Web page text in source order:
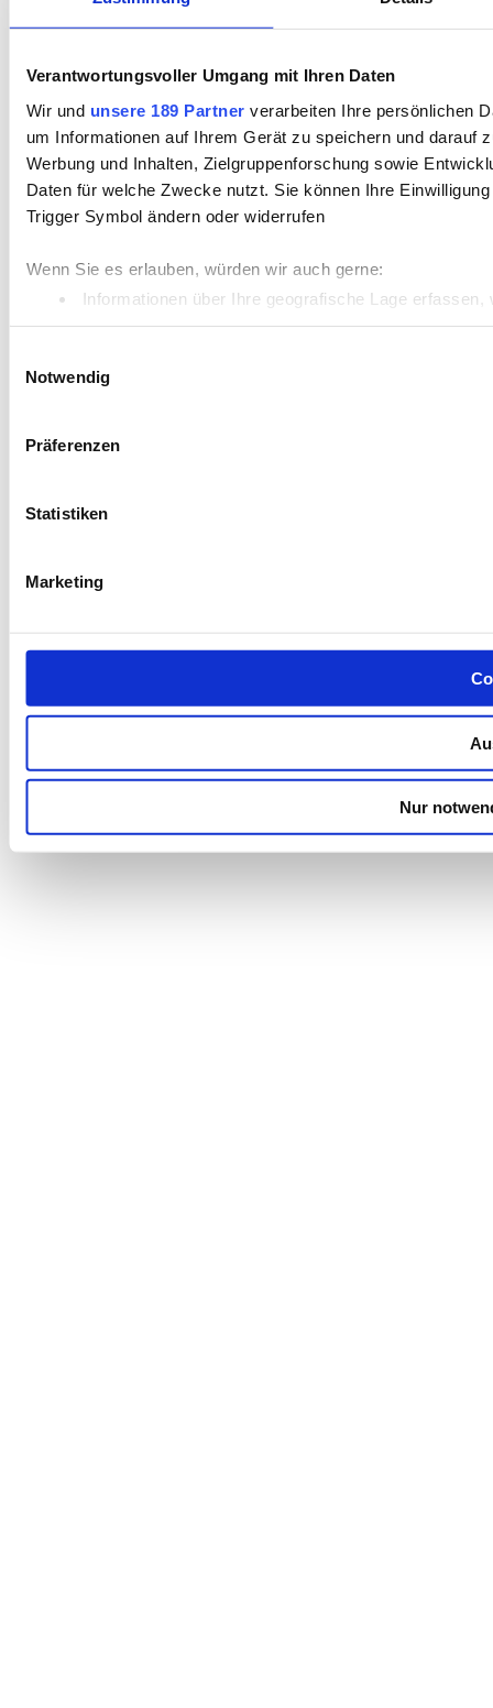
Verantwortungsvoller Umgang mit Ihren Daten
Wir und unsere 189 Partner verarbeiten Ihre persönlichen
um Informationen auf Ihrem Gerät zu speichern und darauf
Werbung und Inhalten, Zielgruppenforschung sowie
Daten für welche Zwecke nutzt. Sie können Ihre
Trigger Symbol ändern oder widerrufen
Wenn Sie es erlauben, würden wir auch gerne:
Informationen über Ihre geografische Lage
Ihr Gerät durch aktives Scannen nach bestimmten
Einzelheiten
Notwendig
Präferenzen
Statistiken
Marketing
Nur